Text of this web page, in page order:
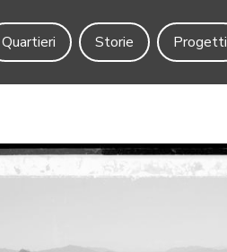
Quartieri Storie Progetti